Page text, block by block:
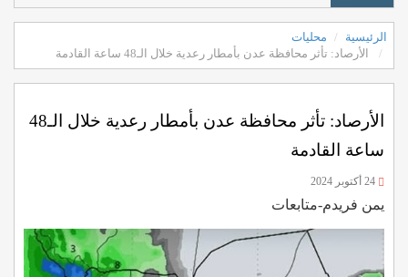
الرئيسية
محليات
الأرصاد: تأثر محافظة عدن بأمطار رعدية خلال الـ48 ساعة القادمة
الأرصاد: تأثر محافظة عدن بأمطار رعدية خلال الـ48
ساعة القادمة
يمن فريدم-متابعات